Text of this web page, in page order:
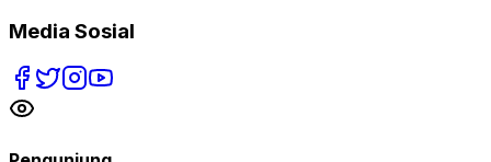
Media Sosial